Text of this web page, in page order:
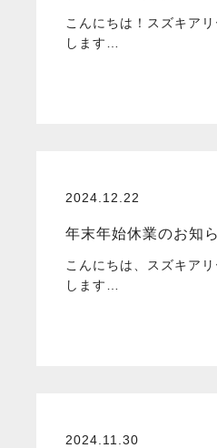
こんにちは！スズキア
します…
2024.12.22
年末年始休業のお知
こんにちは、スズキア
します…
2024.11.30